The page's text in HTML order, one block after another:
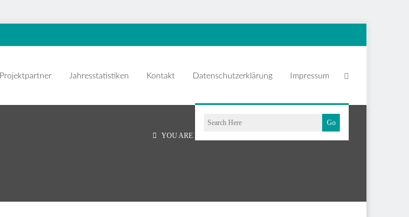
Projektpartner Jahresstatistiken Kontakt Datenschutzerklärung Impressum
YOU ARE HERE: